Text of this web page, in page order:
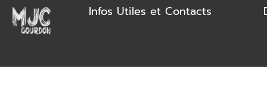
Infos Utiles et Contacts